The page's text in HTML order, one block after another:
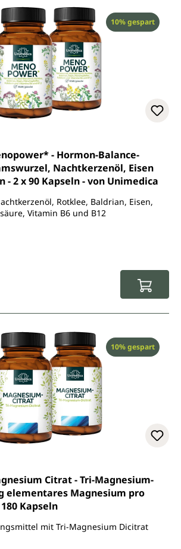
Rabatt
10% gespart
Bewertung von 5 von 5 Sternen
- Hormon-Balance-
Nachtkerzenöl, Eisen
- 2 x 90 Kapseln - von Unimedica
Rotklee, Baldrian, Eisen,
Vitamin B6 und B12
Rabatt
10% gespart
Bewertung von 4.7 von 5 Sternen
Citrat - Tri-Magnesium-
elementares Magnesium pro
Kapseln
mit Tri-Magnesium Dicitrat